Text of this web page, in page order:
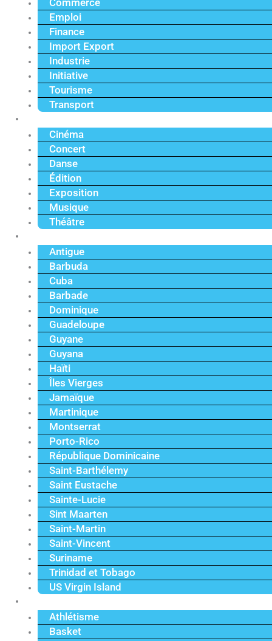
Commerce
Emploi
Finance
Import Export
Industrie
Initiative
Tourisme
Transport
Cinéma
Concert
Danse
Édition
Exposition
Musique
Théâtre
Antigue
Barbuda
Cuba
Barbade
Dominique
Guadeloupe
Guyane
Guyana
Haïti
Îles Vierges
Jamaïque
Martinique
Montserrat
Porto-Rico
République Dominicaine
Saint-Barthélemy
Saint Eustache
Sainte-Lucie
Sint Maarten
Saint-Martin
Saint-Vincent
Suriname
Trinidad et Tobago
US Virgin Island
Athlétisme
Basket